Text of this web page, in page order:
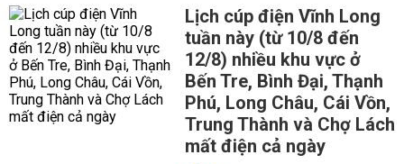
Lịch cúp điện Vĩnh Long
tuần này (từ 10/8 đến
12/8) nhiều khu vực ở
Bến Tre, Bình Đại, Thạnh
Phú, Long Châu, Cái Vồn,
Trung Thành và Chợ Lách
mất điện cả ngày